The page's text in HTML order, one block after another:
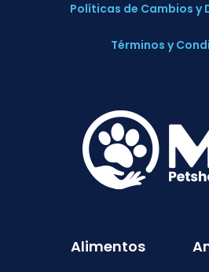
Políticas de Cambios y
Términos y
Alimentos